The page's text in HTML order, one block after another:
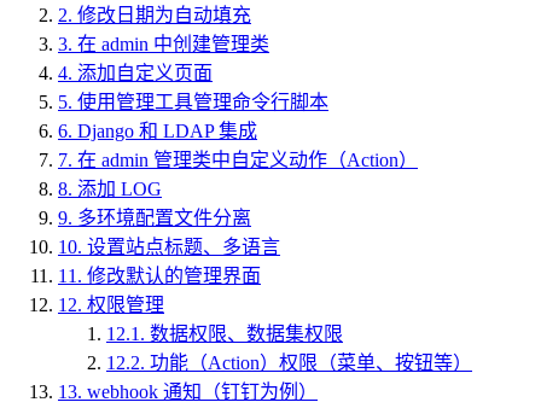
2. 修改日期为自动填充
3. 在 admin 中创建管理类
4. 添加自定义页面
5. 使用管理工具管理命令行脚本
6. Django 和 LDAP 集成
7. 在 admin 管理类中自定义动作（Action）
8. 添加 LOG
9. 多环境配置文件分离
10. 设置站点标题、多语言
11. 修改默认的管理界面
12. 权限管理
12.1. 数据权限、数据集权限
12.2. 功能（Action）权限（菜单、按钮等）
13. webhook 通知（钉钉为例）